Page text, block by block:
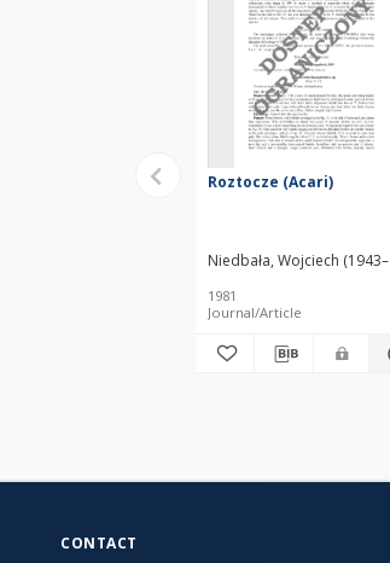
Roztocze (Acari)
Niedbała, Wojciech
1981
Journal/Article
CONTACT